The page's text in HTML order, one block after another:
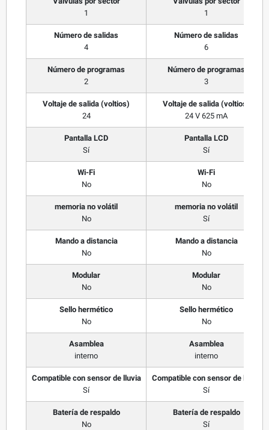
1
1
Número de salidas
4
Número de salidas
6
Número de programas
2
Número de programas
3
Voltaje de salida (voltios)
24
Voltaje de salida (voltios)
24 V 625 mA
Pantalla LCD
Sí
Pantalla LCD
Sí
Wi-Fi
No
Wi-Fi
No
memoria no volátil
No
memoria no volátil
Sí
Mando a distancia
No
Mando a distancia
No
Modular
No
Modular
No
Sello hermético
No
Sello hermético
No
Asamblea
interno
Asamblea
interno
Compatible con sensor de lluvia
Sí
Compatible con sensor de lluvia
Sí
Batería de respaldo
No
Batería de respaldo
Sí